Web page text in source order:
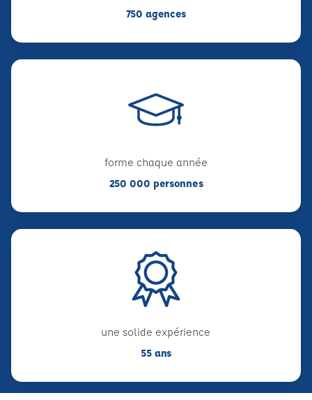
750 agences
forme chaque année
250 000 personnes
une solide expérience
55 ans